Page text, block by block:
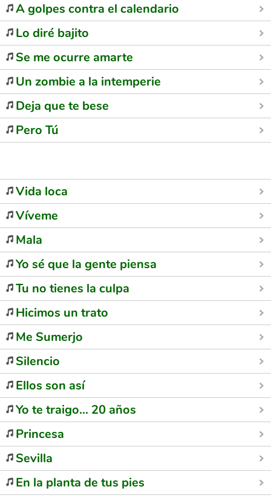
A golpes contra el calendario
Lo diré bajito
Se me ocurre amarte
Un zombie a la intemperie
Deja que te bese
Pero Tú
Vida loca
Víveme
Mala
Yo sé que la gente piensa
Tu no tienes la culpa
Hicimos un trato
Me Sumerjo
Silencio
Ellos son así
Yo te traigo... 20 años
Princesa
Sevilla
En la planta de tus pies